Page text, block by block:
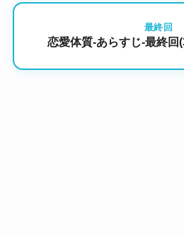
最終回
恋愛体質-あらすじ-最終回